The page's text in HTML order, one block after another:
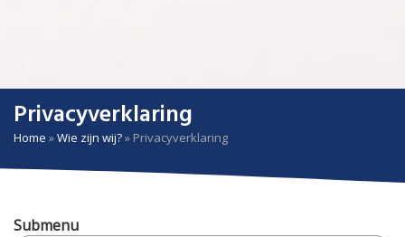
Privacyverklaring
Home »Wie zijn wij?» Privacyverklaring
Submenu